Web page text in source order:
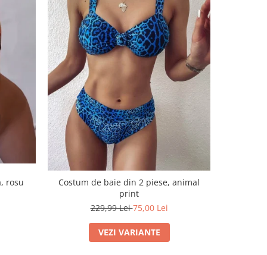
rosu
Costum de baie din 2 piese, animal
print
229,99 Lei75,00 Lei
VEZI VARIANTE